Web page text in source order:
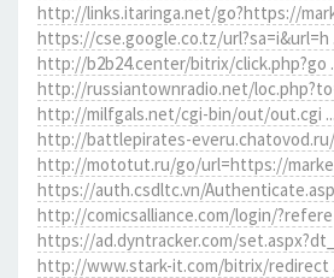
http://links.itaringa.net/go?https://
https://cse.google.co.tz/url?sa=i&url=h
http://b2b24.center/bitrix/click.php?go
http://russiantownradio.net/
http://milfgals.net/cgi-bin/out/out.cgi
http://battlepirates-everu.chatovod.ru/
http://mototut.ru/go/url=https://
https://auth.csdltc.vn/Authenticate.asp
http://comicsalliance.com/login/?refere
https://ad.dyntracker.com/
http://www.stark-it.com/bitrix/redirect